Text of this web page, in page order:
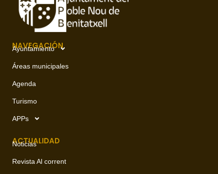
NAVEGACIÓN
Ayuntamiento
Áreas municipales
Agenda
Turismo
APPs
ACTUALIDAD
Noticias
Revista Al corrent